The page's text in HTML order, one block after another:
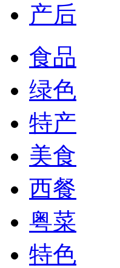
产后
食品
绿色
特产
美食
西餐
粤菜
特色